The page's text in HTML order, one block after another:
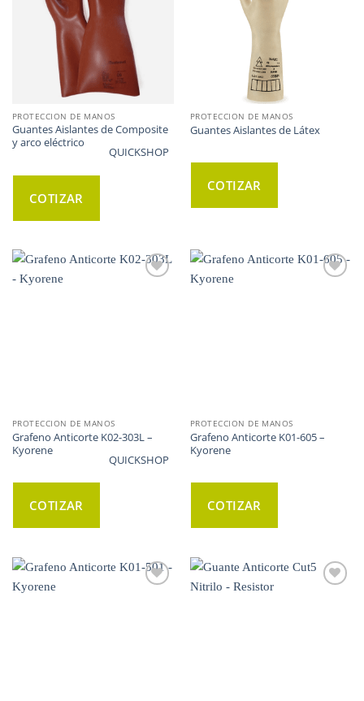
PROTECCION DE MANOS
Guantes Aislantes de Composite
y arco eléctrico
COTIZAR
PROTECCION DE MANOS
Guantes Aislantes de Látex
QUICKSHOP
COTIZAR
PROTECCION DE MANOS
Grafeno Anticorte K02-303L –
Kyorene
COTIZAR
PROTECCION DE MANOS
Grafeno Anticorte K01-605 –
Kyorene
QUICKSHOP
COTIZAR